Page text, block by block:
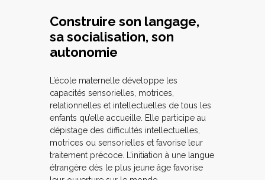
Construire son langage,
sa socialisation, son
autonomie
L’école maternelle développe les
capacités sensorielles, motrices,
relationnelles et intellectuelles de tous les
enfants qu’elle accueille. Elle participe au
dépistage des difficultés intellectuelles,
motrices ou sensorielles et favorise leur
traitement précoce. L’initiation à une langue
étrangère dès le plus jeune âge favorise